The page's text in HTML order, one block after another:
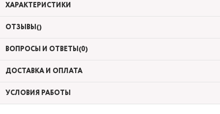
ХАРАКТЕРИСТИКИ
ОТЗЫВЫ()
ВОПРОСЫ И ОТВЕТЫ(0)
ДОСТАВКА И ОПЛАТА
УСЛОВИЯ РАБОТЫ